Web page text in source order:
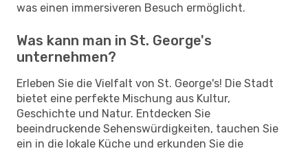
was einen immersiveren Besuch ermöglicht.
Was kann man in St. George's
unternehmen?
Erleben Sie die Vielfalt von St. George's! Die Stadt
bietet eine perfekte Mischung aus Kultur,
Geschichte und Natur. Entdecken Sie
beeindruckende Sehenswürdigkeiten, tauchen Sie
ein in die lokale Küche und erkunden Sie die